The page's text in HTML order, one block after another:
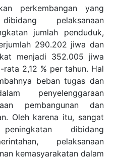
perkembangan yang
pelaksanaan
jumlah penduduk,
290.202 jiwa dan
menjadi 352.005 jiwa
2,12 % per tahun. Hal
beban tugas dan
penyelenggaraan
pembangunan dan
Oleh karena itu, sangat
dibidang
pelaksanaan
kemasyarakatan dalam